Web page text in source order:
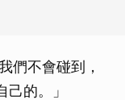
們不會碰到，
的。」